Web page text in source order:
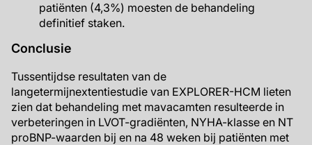
patiënten (4,3%) moesten de behandeling
definitief staken.
Conclusie
Tussentijdse resultaten van de
langetermijnextentiestudie van EXPLORER-HCM lieten
zien dat behandeling met mavacamten resulteerde in
verbeteringen in LVOT-gradiënten, NYHA-klasse en NT
proBNP-waarden bij en na 48 weken bij patiënten met